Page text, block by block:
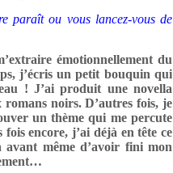
paraît ou vous lancez-vous de
émotionnellement du
j’écris un petit bouquin qui
! J’ai produit une novella
noirs. D’autres fois, je
un thème qui me percute
fois encore, j’ai déjà en tête ce
même d’avoir fini mon